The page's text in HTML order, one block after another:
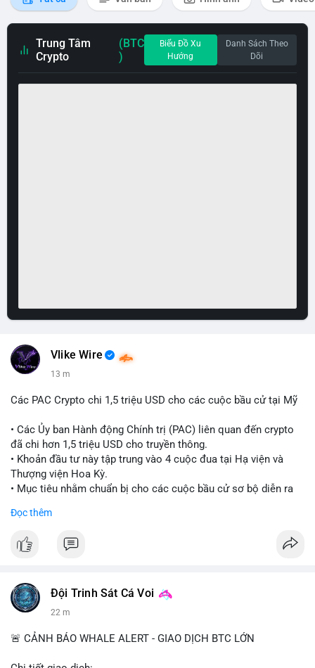
Trung Tâm
Crypto
(BTC
)
Biểu Đồ Xu
Hướng
Danh Sách Theo
Dõi
Vlike Wire
13 m
Các PAC Crypto chi 1,5 triệu USD cho các cuộc bầu cử tại Mỹ
• Các Ủy ban Hành động Chính trị (PAC) liên quan đến crypto
đã chi hơn 1,5 triệu USD cho truyền thông.
• Khoản đầu tư này tập trung vào 4 cuộc đua tại Hạ viện và
Thượng viện Hoa Kỳ.
• Mục tiêu nhằm chuẩn bị cho các cuộc bầu cử sơ bộ diễn ra
#vlikevn #titanbot
Đọc thêm
Đội Trinh Sát Cá Voi
22 m
🚨 CẢNH BÁO WHALE ALERT - GIAO DỊCH BTC LỚN